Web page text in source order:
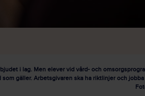
i lag. Men elever vid vård- och
som gäller. Arbetsgivaren ska ha riktlinjer och